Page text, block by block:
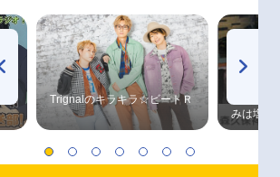
Trignalのキラキラ☆ビートＲ
みは塩だけ